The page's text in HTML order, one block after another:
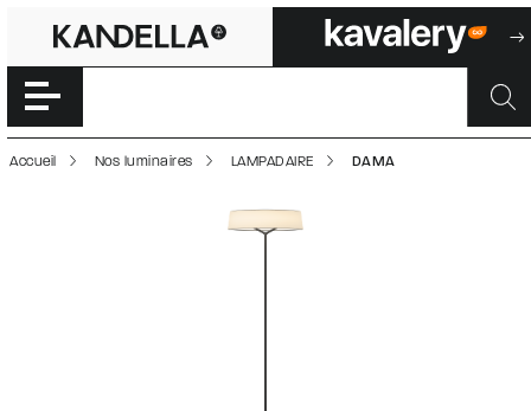
DAMA |
Accéder directement au contenu de la page
Accueil Nos luminaires LAMPADAIRE DAMA